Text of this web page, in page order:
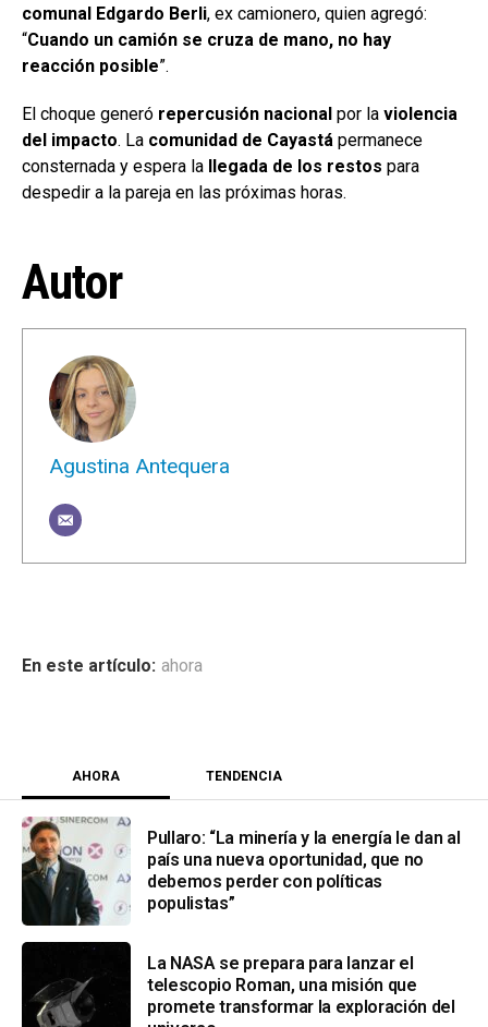
comunal Edgardo Berli, ex camionero, quien agregó:
“Cuando un camión se cruza de mano, no hay
reacción posible”.
El choque generó repercusión nacional por la violencia
del impacto. La comunidad de Cayastá permanece
consternada y espera la
llegada de los restos para
despedir a la pareja en las próximas horas.
Autor
Agustina Antequera
ahora
AHORA TENDENCIA
Pullaro: “La minería y la energía le dan al
país una nueva oportunidad, que no
debemos perder con políticas
populistas”
La NASA se prepara para lanzar el
telescopio Roman, una misión que
promete transformar la exploración del